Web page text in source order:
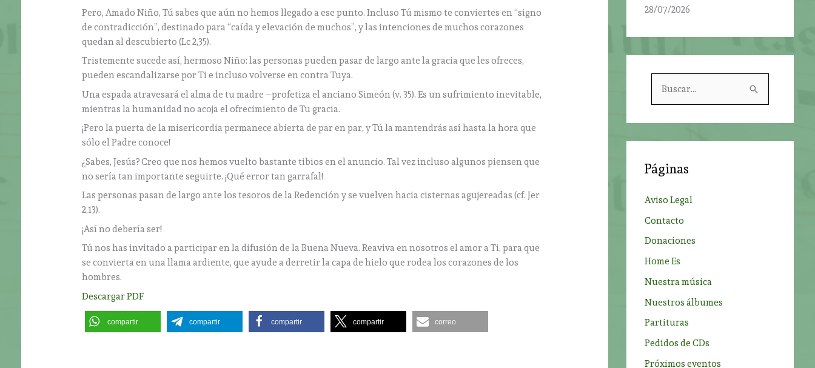
Pero, Amado Niño, Tú sabes que aún no hemos llegado a ese punto. Incluso Tú mismo te conviertes en “signo
de contradicción”, destinado para “caída y elevación de muchos”, y las intenciones de muchos corazones
quedan al descubierto (Lc 2,35).
Tristemente sucede así, hermoso Niño: las personas pueden pasar de largo ante la gracia que les ofreces,
pueden escandalizarse por Ti e incluso volverse en contra Tuya.
Una espada atravesará el alma de tu madre –profetiza el anciano Simeón (v. 35). Es un sufrimiento inevitable,
mientras la humanidad no acoja el ofrecimiento de Tu gracia.
¡Pero la puerta de la misericordia permanece abierta de par en par, y Tú la mantendrás así hasta la hora que
sólo el Padre conoce!
¿Sabes, Jesús? Creo que nos hemos vuelto bastante tibios en el anuncio. Tal vez incluso algunos piensen que
no sería tan importante seguirte. ¡Qué error tan garrafal!
Las personas pasan de largo ante los tesoros de la Redención y se vuelven hacia cisternas agujereadas (cf. Jer
2,13).
¡Así no debería ser!
Tú nos has invitado a participar en la difusión de la Buena Nueva. Reaviva en nosotros el amor a Ti, para que
se convierta en una llama ardiente, que ayude a derretir la capa de hielo que rodea los corazones de los
hombres.
Descargar PDF
compartir compartir compartir compartir correo
28/07/2026
r
:
Páginas
Aviso Legal
Contacto
Donaciones
Home Es
Nuestra música
Nuestros álbumes
Partituras
Pedidos de CDs
Próximos eventos